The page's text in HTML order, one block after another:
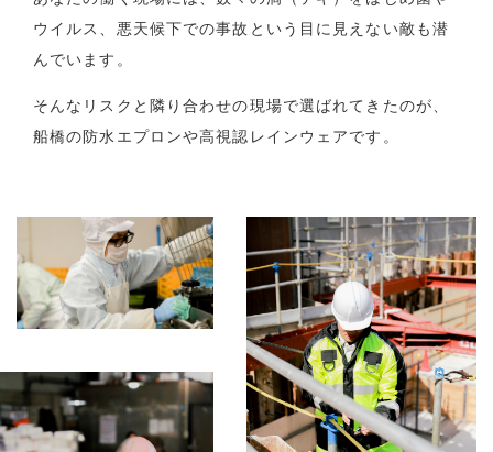
ウイルス、悪天候下での事故という 目に見えない敵も潜
んでいます。
そんなリスクと隣り合わせの現場で選ばれてきたのが、
船橋の防水エプロンや高視認レインウェアです。